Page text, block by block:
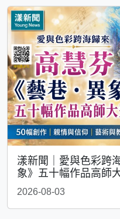
漾新聞｜愛與色彩跨
象》五十幅作品高師
2026-08-03